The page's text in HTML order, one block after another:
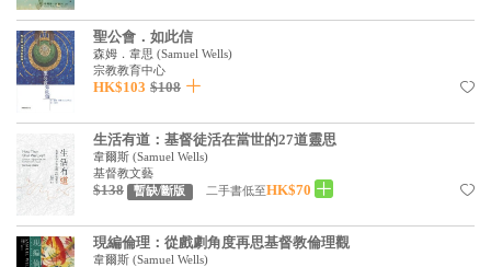
禮品專區
得獎作品推介
暢銷榜
中文二手書
英文二手書
電子書
聖公會．如此信
森姆．韋思 (Samuel Wells)
宗教教育中心
HK$103 $108
生活有道：基督徒活在當世的27道靈思
韋爾斯 (Samuel Wells)
基督教文藝
$138 暫缺/斷版 二手書低至HK$70
現編倫理：從戲劇角度再思基督教倫理觀
韋爾斯 (Samuel Wells)